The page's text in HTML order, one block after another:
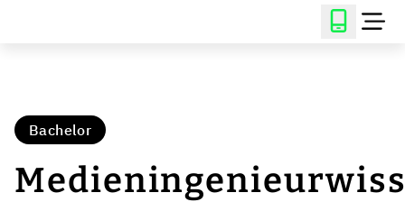
Bachelor